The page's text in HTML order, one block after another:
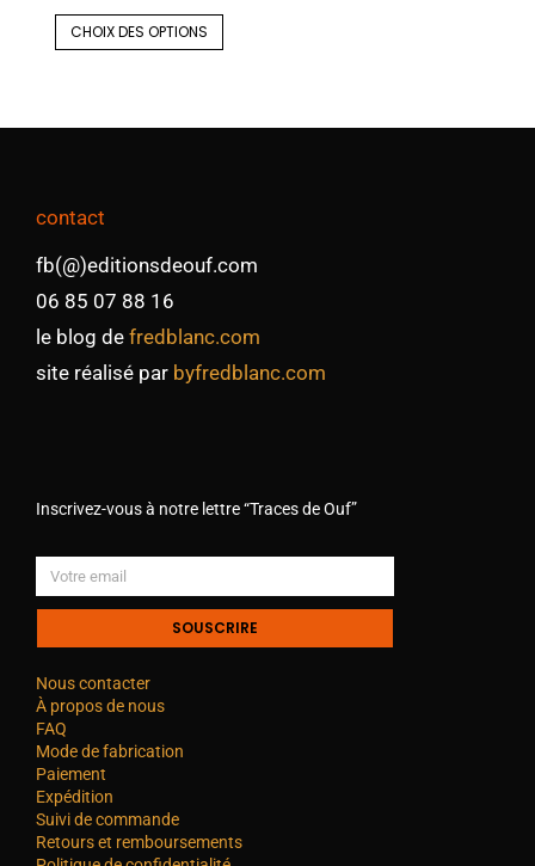
CHOIX DES OPTIONS
contact
fb(@)editionsdeouf.com
06 85 07 88 16
le blog de fredblanc.com
site réalisé par byfredblanc.com
Inscrivez-vous à notre lettre “Traces de Ouf”
SOUSCRIRE
Nous contacter
À propos de nous
FAQ
Mode de fabrication
Paiement
Expédition
Suivi de commande
Retours et remboursements